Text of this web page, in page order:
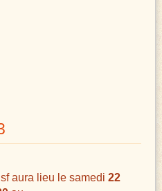
aura lieu le samedi 22